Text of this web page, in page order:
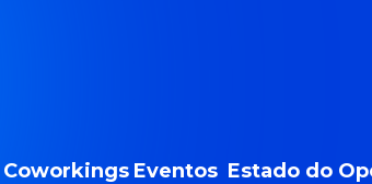
Coworkings Eventos Estado do